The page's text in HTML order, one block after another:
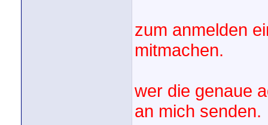
zum anmelden
mitmachen.
wer die genaue
an mich senden.